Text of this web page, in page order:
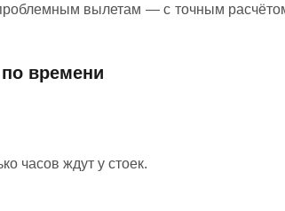
вылетам — с точным
времени
часов ждут у стоек.